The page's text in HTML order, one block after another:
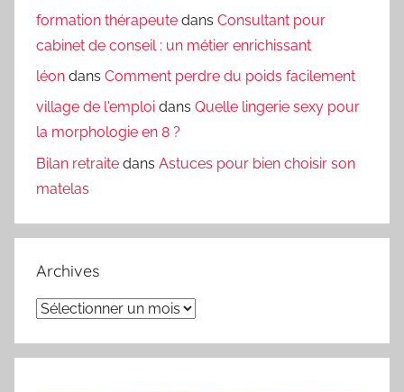
formation thérapeute dans Consultant pour
cabinet de conseil : un métier enrichissant
léon dans Comment perdre du poids facilement
village de l'emploi dans Quelle lingerie sexy pour
la morphologie en 8 ?
Bilan retraite dans Astuces pour bien choisir son
matelas
Archives
Archives